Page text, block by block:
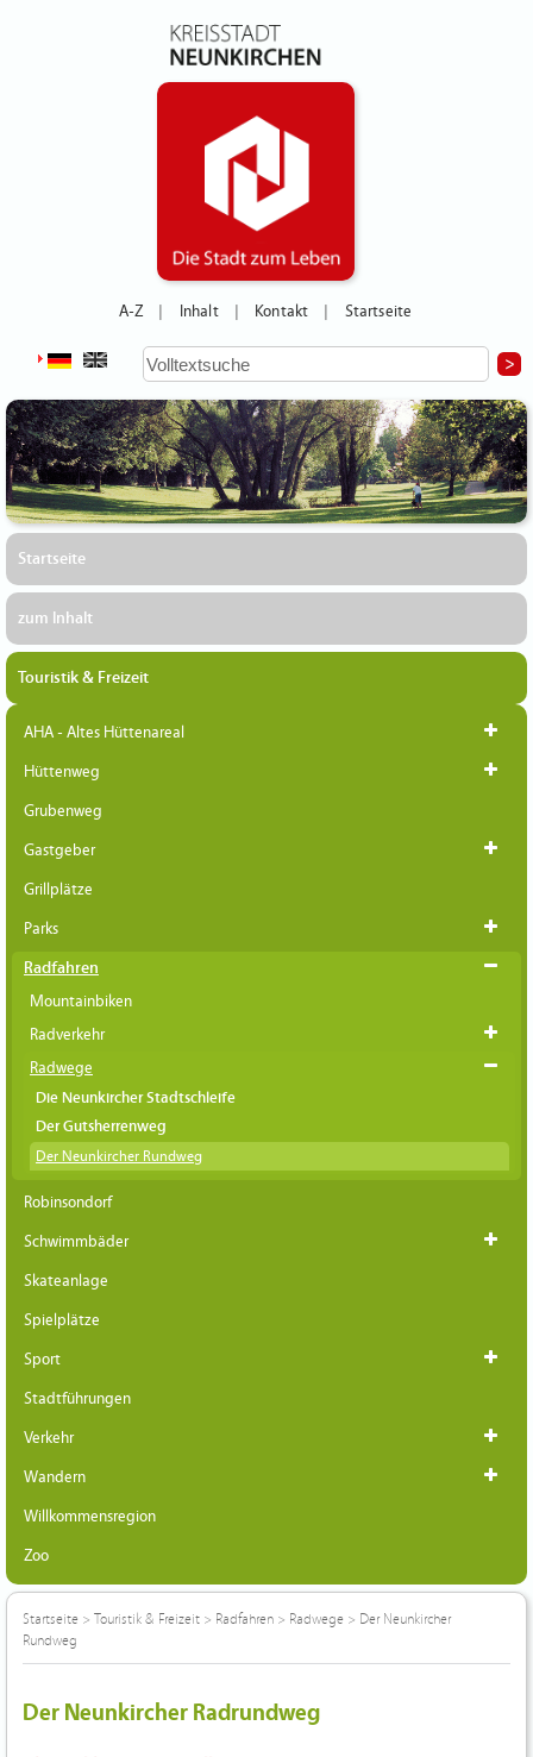
A-Z Inhalt Kontakt Startseite
Startseite
zum Inhalt
Touristik & Freizeit
AHA - Altes Hüttenareal
Hüttenweg
Grubenweg
Gastgeber
Grillplätze
Parks
Radfahren
Mountainbiken
Radverkehr
Radwege
Die Neunkircher Stadtschleife
Der Gutsherrenweg
Der Neunkircher Rundweg
Robinsondorf
Schwimmbäder
Skateanlage
Spielplätze
Sport
Stadtführungen
Verkehr
Wandern
Willkommensregion
Zoo
Startseite > Touristik & Freizeit > Radfahren > Radwege > Der Neunkircher
Rundweg
Der Neunkircher Radrundweg